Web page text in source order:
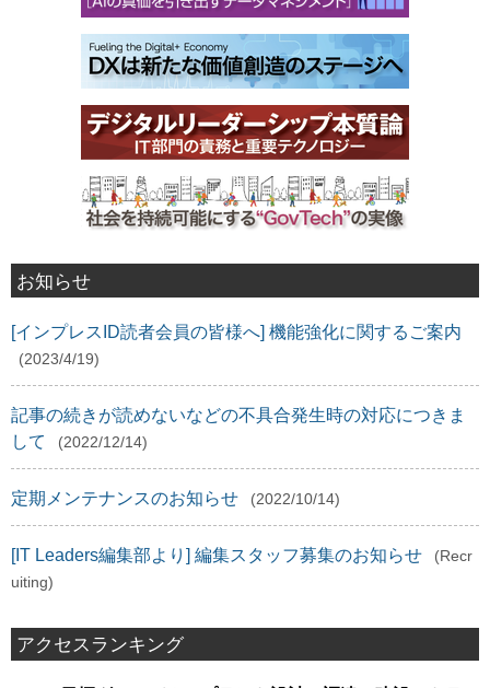
お知らせ
[インプレスID読者会員の皆様へ] 機能強化に関するご案内
(2023/4/19)
記事の続きが読めないなどの不具合発生時の対応につきま
して
(2022/12/14)
定期メンテナンスのお知らせ (2022/10/14)
[IT Leaders編集部より] 編集スタッフ募集のお知らせ
(Recr
uiting)
アクセスランキング